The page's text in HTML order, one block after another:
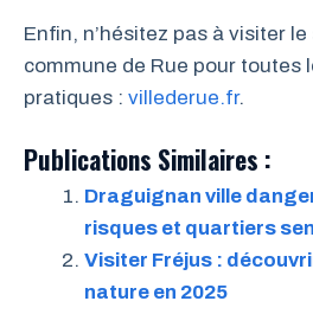
Enfin, n’hésitez pas à visiter
commune de Rue pour toutes
pratiques : villederue.fr.
Publications Similaires :
Draguignan ville
risques et quartiers
Visiter Fréjus :
nature en 2025